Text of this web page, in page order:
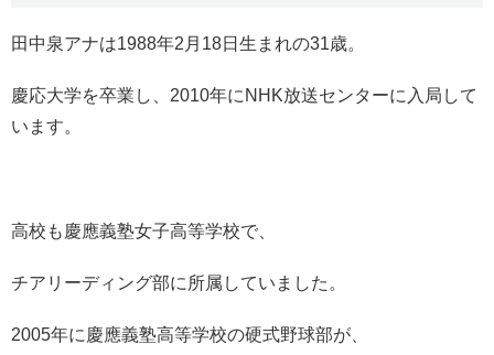
田中泉アナは1988年2月18日生まれの31歳。
慶応大学を卒業し、2010年にNHK放送センターに入局して
います。
高校も慶應義塾女子高等学校で、
チアリーディング部に所属していました。
2005年に慶應義塾高等学校の硬式野球部が、